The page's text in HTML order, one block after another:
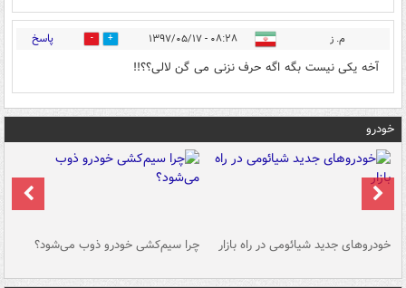
م. ز ۰۸:۲۸ - ۱۳۹۷/۰۵/۱۷ 8 پاسخ
آخه یکی نیست بگه اگه حرف نزنی می گن لالی؟؟!!
خودرو
خودروهای جدید شیائومی در راه بازار چرا سیم‌کشی خودرو ذوب می‌شود؟